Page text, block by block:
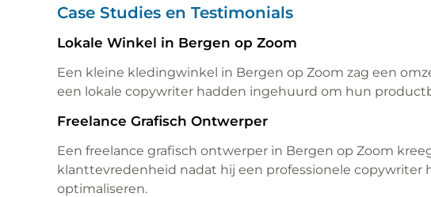
Case Studies en Testimonials
Lokale Winkel in Bergen op Zoom
Een kleine kledingwinkel in Bergen op Zoom zag een
een lokale copywriter hadden ingehuurd om hun
Freelance Grafisch Ontwerper
Een freelance grafisch ontwerper in Bergen op Zoom
klanttevredenheid nadat hij een professionele
optimaliseren.